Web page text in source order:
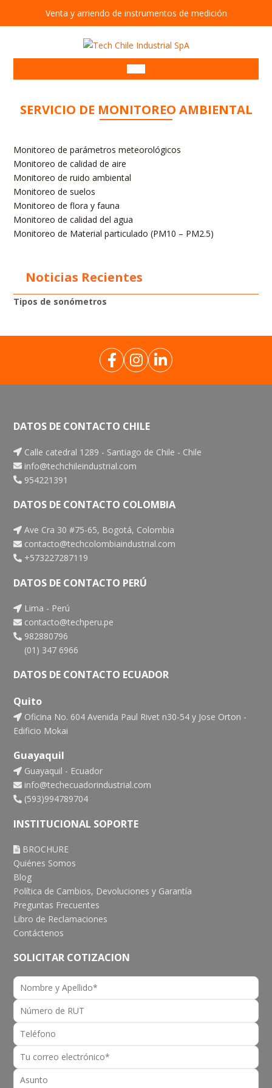
Venta y arriendo de instrumentos de medición
Venta de equipos
Alcotest
Bombas de muestreo personal
Detectores de gases
Detectores de Fugas
Detectores
Dosímetros de ruido
Medidores de estrés térmico
Vibrómetros
Brazos muestreadores
Correntómetros
Estaciones meteorológicas
Muestreador de partículas
Pluviómetro
Tren de muestreo
SERVICIO DE MONITOREO AMBIENTAL
Monitoreo de parámetros meteorológicos
Monitoreo de calidad de aire
Monitoreo de ruido ambiental
Monitoreo de suelos
Monitoreo de flora y fauna
Monitoreo de calidad del agua
Monitoreo de Material particulado (PM10 – PM2.5)
Noticias Recientes
Tipos de sonómetros
DATOS DE CONTACTO CHILE
Calle catedral 1289 - Santiago de Chile - Chile
info@techchileindustrial.com
954221391
DATOS DE CONTACTO COLOMBIA
Ave Cra 30 #75-65, Bogotá, Colombia
contacto@techcolombiaindustrial.com
+573227287119
DATOS DE CONTACTO PERÚ
Lima - Perú
contacto@techperu.pe
982880796
(01) 347 6966
DATOS DE CONTACTO ECUADOR
Quito
Oficina No. 604 Avenida Paul Rivet n30-54 y Jose Orton -
Edificio Mokai
Guayaquil
Guayaquil - Ecuador
info@techecuadorindustrial.com
(593)994789704
INSTITUCIONAL SOPORTE
BROCHURE
Quiénes Somos
Blog
Política de Cambios, Devoluciones y Garantía
Preguntas Frecuentes
Libro de Reclamaciones
Contáctenos
SOLICITAR COTIZACION